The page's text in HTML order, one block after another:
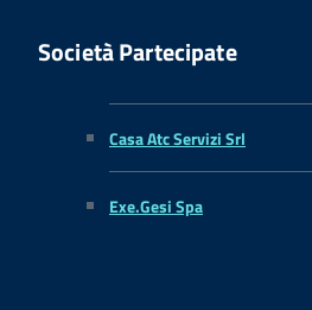
Società Partecipate
Casa Atc Servizi Srl
Exe.Gesi Spa